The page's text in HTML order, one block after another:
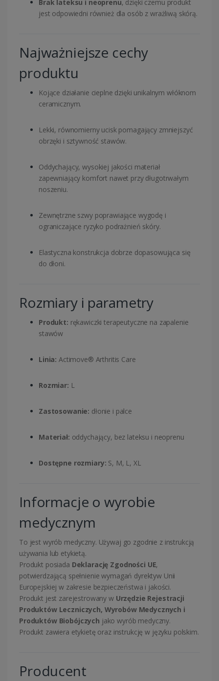
Brak lateksu i neoprenu, dzięki czemu produkt
jest odpowiedni również dla osób z wrażliwą skórą.
Najważniejsze cechy
produktu
Kojące działanie cieplne dzięki unikalnym włóknom
ceramicznym.
Lekki, równomierny ucisk pomagający zmniejszyć
obrzęki i sztywność stawów.
Oddychający, wysokiej jakości materiał
zapewniający komfort nawet przy długotrwałym
noszeniu.
Zewnętrzne szwy poprawiające wygodę i
ograniczające ryzyko podrażnień skóry.
Elastyczna konstrukcja dobrze dopasowująca się
do dłoni.
Rozmiary i parametry
Produkt: rękawiczki terapeutyczne na zapalenie
stawów
Linia: Actimove® Arthritis Care
Rozmiar: L
Zastosowanie: dłonie i palce
Materiał: oddychający, bez lateksu i neoprenu
Dostępne rozmiary: S, M, L, XL
Informacje o wyrobie
medycznym
To jest wyrób medyczny. Używaj go zgodnie z instrukcją
używania lub etykietą.
Produkt posiada Deklarację Zgodności UE,
potwierdzającą spełnienie wymagań dyrektyw Unii
Europejskiej w zakresie bezpieczeństwa i jakości.
Produkt jest zarejestrowany w Urzędzie Rejestracji
Produktów Leczniczych, Wyrobów Medycznych i
Produktów Biobójczych jako wyrób medyczny.
Produkt zawiera etykietę oraz instrukcję w języku polskim.
Producent